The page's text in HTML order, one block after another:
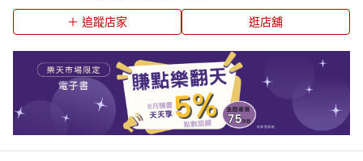
追蹤店家 逛店舖